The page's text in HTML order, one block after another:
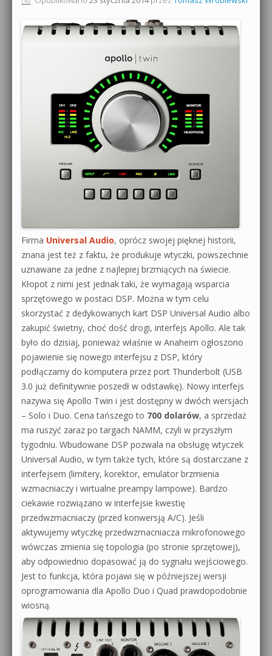
Produkcja muzyczna od podstaw
Sound Forge od podstaw
Dubstep z syntezatorem Massive
Kontakt 5 Kompendium
Archiwum aktualności
Polityka prywatności
Działanie sklepu internetowego
Firma Universal Audio, oprócz swojej pięknej historii,
znana jest też z faktu, że produkuje wtyczki, powszechnie
uznawane za jedne z najlepiej brzmiących na świecie.
Kłopot z nimi jest jednak taki, że wymagają wsparcia
sprzętowego w postaci DSP. Można w tym celu
skorzystać z dedykowanych kart DSP Universal Audio albo
zakupić świetny, choć dość drogi, interfejs Apollo. Ale tak
było do dzisiaj, ponieważ właśnie w Anaheim ogłoszono
pojawienie się nowego interfejsu z DSP, który
podłączamy do komputera przez port Thunderbolt (USB
3.0 już definitywnie poszedł w odstawkę). Nowy interfejs
nazywa się Apollo Twin i jest dostępny w dwóch wersjach
– Solo i Duo. Cena tańszego to 700 dolarów, a sprzedaż
ma ruszyć zaraz po targach NAMM, czyli w przyszłym
tygodniu. Wbudowane DSP pozwala na obsługę wtyczek
Universal Audio, w tym także tych, które są dostarczane z
interfejsem (limitery, korektor, emulator brzmienia
wzmacniaczy i wirtualne preampy lampowe). Bardzo
ciekawie rozwiązano w interfejsie kwestię
przedwzmacniaczy (przed konwersją A/C). Jeśli
aktywujemy wtyczkę przedwzmacniacza mikrofonowego
wówczas zmienia się topologia (po stronie sprzętowej),
aby odpowiednio dopasować ją do sygnału wejściowego.
Jest to funkcja, która pojawi się w późniejszej wersji
oprogramowania dla Apollo Duo i Quad prawdopodobnie
wiosną.